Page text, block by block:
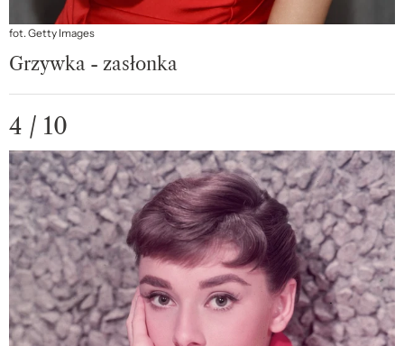
fot. Getty Images
Grzywka - zasłonka
4 / 10